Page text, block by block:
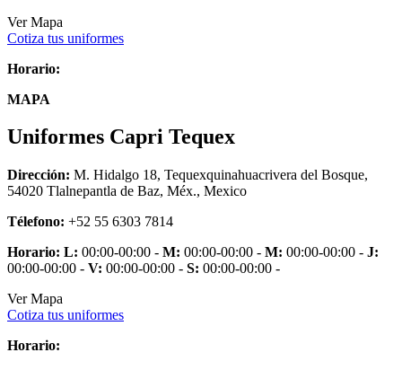
Ver Mapa
Cotiza tus uniformes
Horario:
MAPA
Uniformes Capri Tequex
Dirección: M. Hidalgo 18, Tequexquinahuacrivera del Bosque,
54020 Tlalnepantla de Baz, Méx., Mexico
Télefono: +52 55 6303 7814
Horario: L: 00:00-00:00 - M: 00:00-00:00 - M: 00:00-00:00 - J:
00:00-00:00 - V: 00:00-00:00 - S: 00:00-00:00 -
Ver Mapa
Cotiza tus uniformes
Horario: